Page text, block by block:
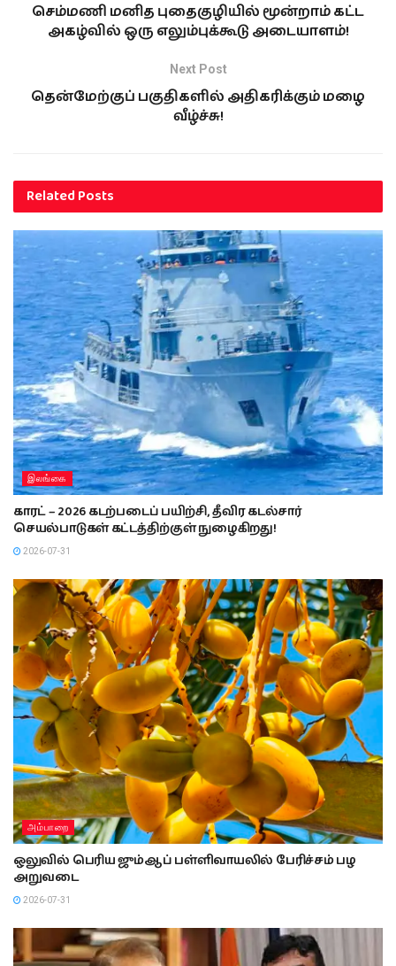
செம்மணி மனித புதைகுழியில் மூன்றாம் கட்ட
அகழ்வில் ஒரு எலும்புக்கூடு அடையாளம்!
Next Post
தென்மேற்குப் பகுதிகளில் அதிகரிக்கும் மழை
வீழ்ச்சு!
RelatedPosts
இலங்கை
காரட் – 2026 கடற்படைப் பயிற்சி, தீவிர கடல்சார்
செயல்பாடுகள் கட்டத்திற்குள் நுழைகிறது!
2026-07-31
அம்பாறை
ஒலுவில் பெரிய ஜும்ஆப் பள்ளிவாயலில் பேரிச்சம் பழ
அறுவடை
2026-07-31